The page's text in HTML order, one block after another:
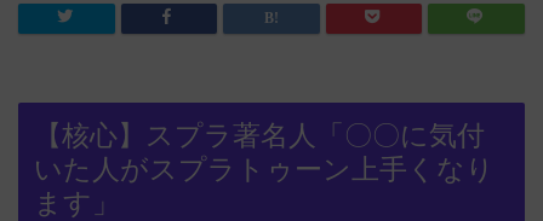
【核心】スプラ著名人「〇〇に気付
いた人がスプラトゥーン上手くなり
ます」